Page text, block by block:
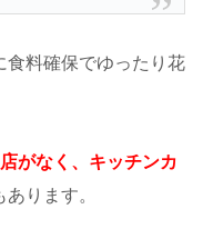
食料確保でゆったり花
がなく、キッチンカ
ります。